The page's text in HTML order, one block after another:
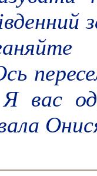
Я вас